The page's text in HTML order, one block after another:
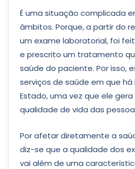
É uma situação complicada
âmbitos. Porque, a partir do
um exame laboratorial, foi
e prescrito um tratamento
saúde do paciente. Por isso,
serviços de saúde em que
Estado, uma vez que ele
qualidade de vida das
Por afetar diretamente a
diz-se que a qualidade dos
vai além de uma